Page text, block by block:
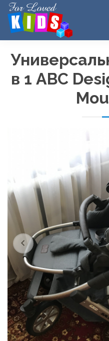
в 1 ABC
Previous